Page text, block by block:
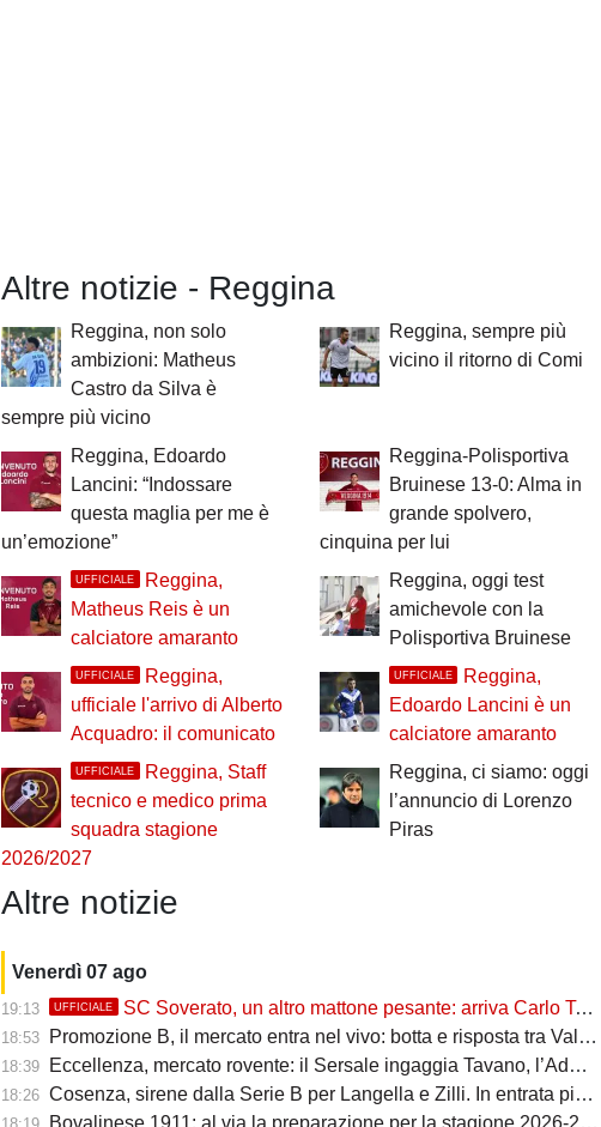
Altre notizie - Reggina
Reggina, non solo
ambizioni: Matheus
Castro da Silva è
sempre più vicino
Reggina, sempre più
vicino il ritorno di Comi
Reggina, Edoardo
Lancini: “Indossare
questa maglia per me è
un’emozione”
Reggina-Polisportiva
Bruinese 13-0: Alma in
grande spolvero,
cinquina per lui
UFFICIALE
Reggina,
Matheus Reis è un
calciatore amaranto
Reggina, oggi test
amichevole con la
Polisportiva Bruinese
UFFICIALE
Reggina,
ufficiale l'arrivo di Alberto
Acquadro: il comunicato
UFFICIALE
Reggina,
Edoardo Lancini è un
calciatore amaranto
UFFICIALE
Reggina, Staff
tecnico e medico prima
squadra stagione
2026/2027
Reggina, ci siamo: oggi
l’annuncio di Lorenzo
Piras
Altre notizie
Venerdì 07 ago
19:13 UFFICIALE SC Soverato, un altro mattone pesante: arriva Carlo Tassoni
18:53 Promozione B, il mercato entra nel vivo: botta e risposta tra Val Gallico, Sc Soverato e Bovalinese
18:39 Eccellenza, mercato rovente: il Sersale ingaggia Tavano, l’Admo Pro Pellaro blinda la porta con Toani
18:26 Cosenza, sirene dalla Serie B per Langella e Zilli. In entrata piace Fedel